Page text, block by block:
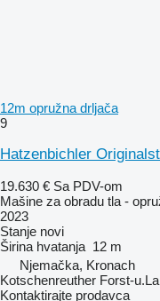
12m opružna drljača
9
Hatzenbichler
19.630 € Sa PDV-om
Mašine za obradu tla -
2023
Stanje novi
Širina hvatanja 12 m
Njemačka, Kronach
Kotschenreuther Forst-
Kontaktirajte prodavca